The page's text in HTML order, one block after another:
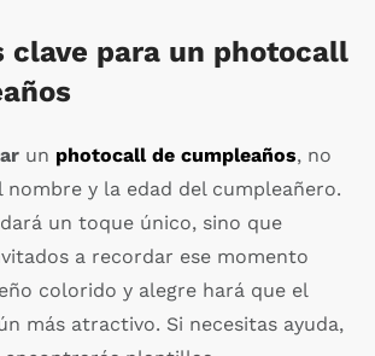
clave para un photocall
un photocall de cumpleaños, no
y la edad del cumpleañero.
un toque único, sino que
a recordar ese momento
colorido y alegre hará que el
más atractivo. Si necesitas ayuda,